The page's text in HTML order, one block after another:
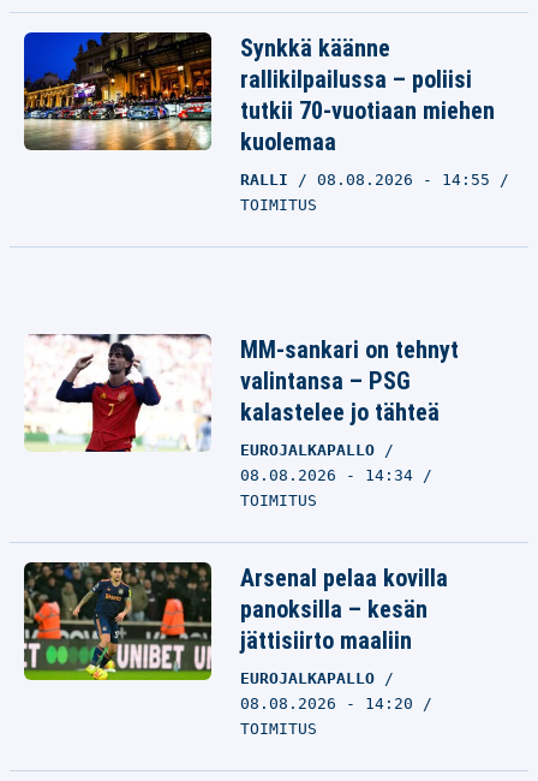
Synkkä käänne
rallikilpailussa – poliisi
tutkii 70-vuotiaan miehen
kuolemaa
RALLI
08.08.2026 - 14:55
TOIMITUS
MM-sankari on tehnyt
valintansa – PSG
kalastelee jo tähteä
EUROJALKAPALLO
08.08.2026 - 14:34
TOIMITUS
Arsenal pelaa kovilla
panoksilla – kesän
jättisiirto maaliin
EUROJALKAPALLO
08.08.2026 - 14:20
TOIMITUS